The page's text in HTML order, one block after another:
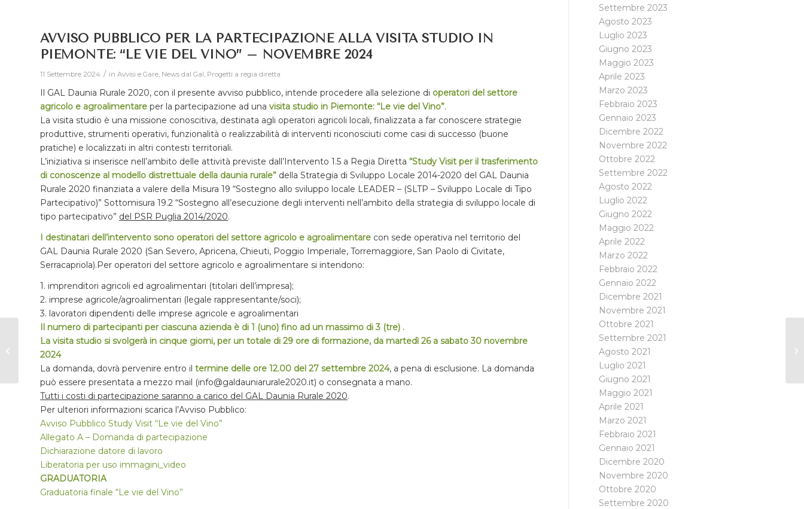
AVVISO PUBBLICO PER LA PARTECIPAZIONE ALLA VISITA STUDIO IN
PIEMONTE: “LE VIE DEL VINO” – NOVEMBRE 2024
11 Settembre 2024 / in Avvisi e Gare, News dal Gal, Progetti a regia diretta
Il GAL Daunia Rurale 2020, con il presente avviso pubblico, intende procedere alla selezione di operatori del settore
agricolo e agroalimentare per la partecipazione ad una visita studio in Piemonte: “Le vie del Vino”.
La visita studio è una missione conoscitiva, destinata agli operatori agricoli locali, finalizzata a far conoscere strategie
produttive, strumenti operativi, funzionalità o realizzabilità di interventi riconosciuti come casi di successo (buone
pratiche) e localizzati in altri contesti territoriali.
L’iniziativa si inserisce nell’ambito delle attività previste dall’Intervento 1.5 a Regia Diretta “Study Visit per il trasferimento
di conoscenze al modello distrettuale della daunia rurale” della Strategia di Sviluppo Locale 2014-2020 del GAL Daunia
Rurale 2020 finanziata a valere della Misura 19 “Sostegno allo sviluppo locale LEADER – (SLTP – Sviluppo Locale di Tipo
Partecipativo)” Sottomisura 19.2 “Sostegno all’esecuzione degli interventi nell’ambito della strategia di sviluppo locale di
tipo partecipativo” del PSR Puglia 2014/2020.
I destinatari dell’intervento sono operatori del settore agricolo e agroalimentare con sede operativa nel territorio del
GAL Daunia Rurale 2020 (San Severo, Apricena, Chieuti, Poggio Imperiale, Torremaggiore, San Paolo di Civitate,
Serracapriola).Per operatori del settore agricolo e agroalimentare si intendono:
1. imprenditori agricoli ed agroalimentari (titolari dell’impresa);
2. imprese agricole/agroalimentari (legale rappresentante/soci);
3. lavoratori dipendenti delle imprese agricole e agroalimentari
Il numero di partecipanti per ciascuna azienda è di 1 (uno) fino ad un massimo di 3 (tre) .
La visita studio si svolgerà in cinque giorni, per un totale di 29 ore di formazione, da martedì 26 a sabato 30 novembre
2024
La domanda, dovrà pervenire entro il termine delle ore 12.00 del 27 settembre 2024, a pena di esclusione. La domanda
può essere presentata a mezzo mail (info@galdauniarurale2020.it) o consegnata a mano.
Tutti i costi di partecipazione saranno a carico del GAL Daunia Rurale 2020.
Per ulteriori informazioni scarica l’Avviso Pubblico:
Avviso Pubblico Study Visit “Le vie del Vino”
Allegato A – Domanda di partecipazione
Dichiarazione datore di lavoro
Liberatoria per uso immagini_video
GRADUATORIA
Graduatoria finale “Le vie del Vino”
Settembre 2023
Agosto 2023
Luglio 2023
Giugno 2023
Maggio 2023
Aprile 2023
Marzo 2023
Febbraio 2023
Gennaio 2023
Dicembre 2022
Novembre 2022
Ottobre 2022
Settembre 2022
Agosto 2022
Luglio 2022
Giugno 2022
Maggio 2022
Aprile 2022
Marzo 2022
Febbraio 2022
Gennaio 2022
Dicembre 2021
Novembre 2021
Ottobre 2021
Settembre 2021
Agosto 2021
Luglio 2021
Giugno 2021
Maggio 2021
Aprile 2021
Marzo 2021
Febbraio 2021
Gennaio 2021
Dicembre 2020
Novembre 2020
Ottobre 2020
Settembre 2020
CHIUSURA UFFICI
PER PAUSA ESTIVA